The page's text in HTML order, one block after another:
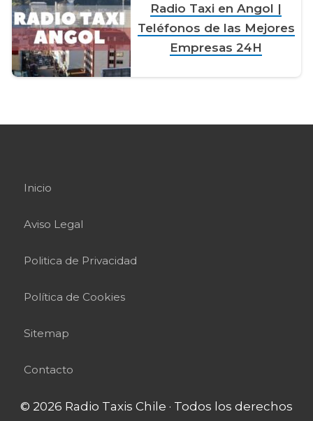
Radio Taxi en Angol |
Teléfonos de las Mejores
Empresas 24H
Inicio
Aviso Legal
Politica de Privacidad
Política de Cookies
Sitemap
Contacto
© 2026 Radio Taxis Chile · Todos los derechos